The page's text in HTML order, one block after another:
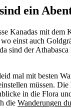
ein
Kanadas mit
einst auch
sind der
mal mit besten
müssen. Die
in die Flora
die Wanderungen